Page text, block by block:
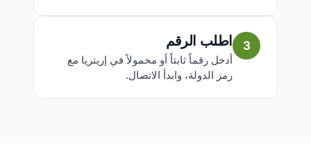
3 اطلب الرقم
أدخل رقماً ثابتاً أو محمولاً في إريتريا مع
رمز الدولة، وابدأ الاتصال.